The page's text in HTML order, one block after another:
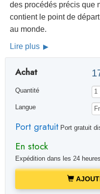
des procédés précis que
contient le point de
au monde.
Lire plus
Achat
Quantité
Langue
Port gratuitPort gratuit
En stock
Expédition dans les 24 heures